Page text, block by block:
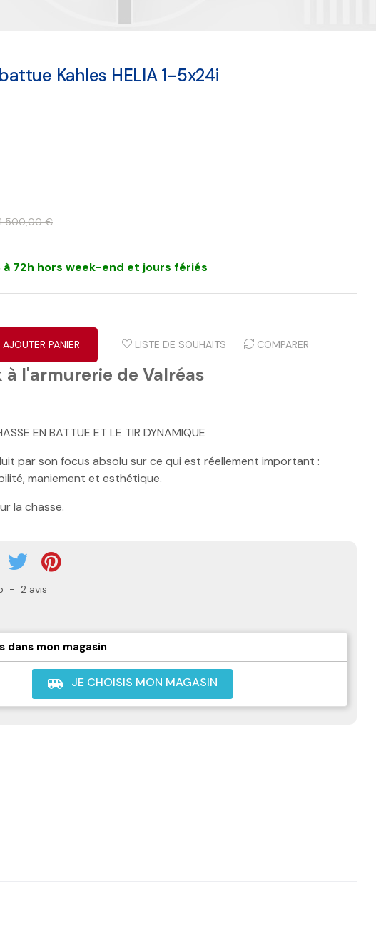
Kahles HELIA 1-5x24i
1 500,00 €
à 72h hors week-end et jours fériés
AJOUTER PANIER LISTE DE SOUHAITS COMPARER
à l'armurerie de Valréas
EN BATTUE ET LE TIR DYNAMIQUE
par son focus absolu sur ce qui est réellement important :
maniement et esthétique.
la chasse.
- 2 avis
dans mon magasin
airport_shuttle JE CHOISIS MON MAGASIN